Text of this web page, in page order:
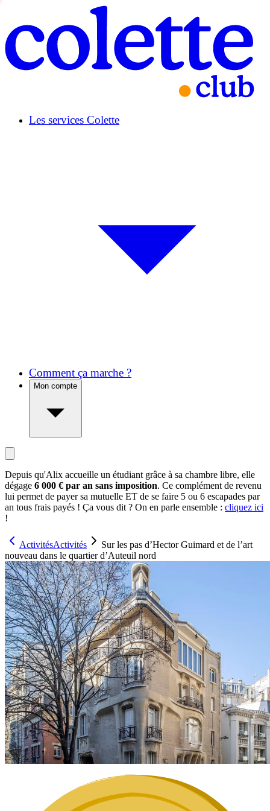
Les services Colette
Comment ça marche ?
Mon compte
Depuis qu'Alix accueille un étudiant grâce à sa chambre libre, elle
dégage 6 000 € par an sans imposition. Ce complément de revenu
lui permet de payer sa mutuelle ET de se faire 5 ou 6 escapades par
an tous frais payés ! Ça vous dit ? On en parle ensemble : cliquez ici
!
ActivitésActivités
Sur les pas d’Hector Guimard et de l’art
nouveau dans le quartier d’Auteuil nord